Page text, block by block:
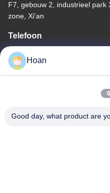
F7, gebouw 2, industrieel park
zone, Xi'an
Telefoon
86--18740357801
Hoan
Good day, what product are